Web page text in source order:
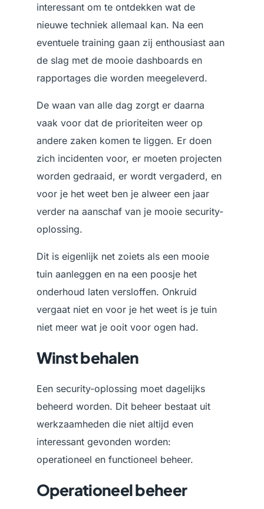
interessant om te ontdekken wat de
nieuwe techniek allemaal kan. Na een
eventuele training gaan zij enthousiast aan
de slag met de mooie dashboards en
rapportages die worden meegeleverd.
De waan van alle dag zorgt er daarna
vaak voor dat de prioriteiten weer op
andere zaken komen te liggen. Er doen
zich incidenten voor, er moeten projecten
worden gedraaid, er wordt vergaderd, en
voor je het weet ben je alweer een jaar
verder na aanschaf van je mooie security-
oplossing.
Dit is eigenlijk net zoiets als een mooie
tuin aanleggen en na een poosje het
onderhoud laten versloffen. Onkruid
vergaat niet en voor je het weet is je tuin
niet meer wat je ooit voor ogen had.
Winst behalen
Een security-oplossing moet dagelijks
beheerd worden. Dit beheer bestaat uit
werkzaamheden die niet altijd even
interessant gevonden worden:
operationeel en functioneel beheer.
Operationeel beheer